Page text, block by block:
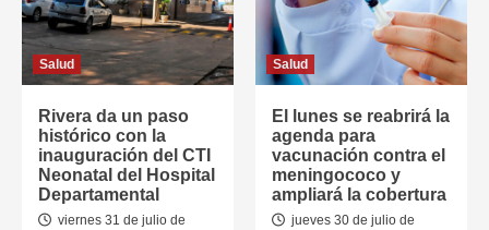
Salud
Rivera da un paso
histórico con la
inauguración del CTI
Neonatal del Hospital
Departamental
viernes 31 de julio de
Salud
El lunes se reabrirá la
agenda para
vacunación contra el
meningococo y
ampliará la cobertura
jueves 30 de julio de